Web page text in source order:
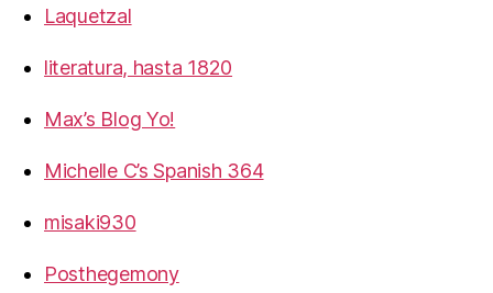
Laquetzal
literatura, hasta 1820
Max’s Blog Yo!
Michelle C’s Spanish 364
misaki930
Posthegemony